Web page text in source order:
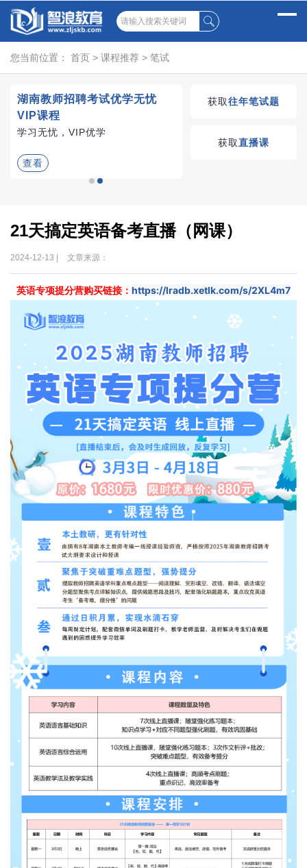
您当前位置： 首页 > 课程推荐 > 笔试
湖南教师招聘考试优学无忧
VIP课程
学习无忧，VIP优学
查看
获取往年笔试题
获取直播课
21天搞定英语备考直播（网课）
2024-12-13 | 文章来源：
英语专项提分营购买链接： https://lradb.xetlk.com/s/2XL4m7